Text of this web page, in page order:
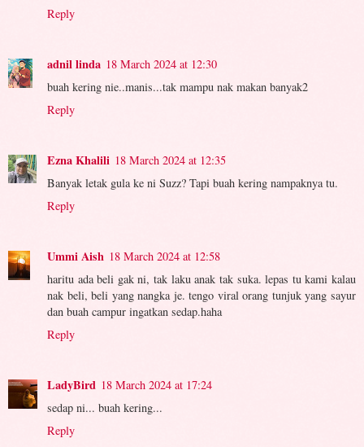
Reply
adnil linda 18 March 2024 at 12:30
buah kering nie..manis...tak mampu nak makan banyak2
Reply
Ezna Khalili 18 March 2024 at 12:35
Banyak letak gula ke ni Suzz? Tapi buah kering nampaknya tu.
Reply
Ummi Aish 18 March 2024 at 12:58
haritu ada beli gak ni, tak laku anak tak suka. lepas tu kami kalau
nak beli, beli yang nangka je. tengo viral orang tunjuk yang sayur
dan buah campur ingatkan sedap.haha
Reply
LadyBird 18 March 2024 at 17:24
sedap ni... buah kering...
Reply